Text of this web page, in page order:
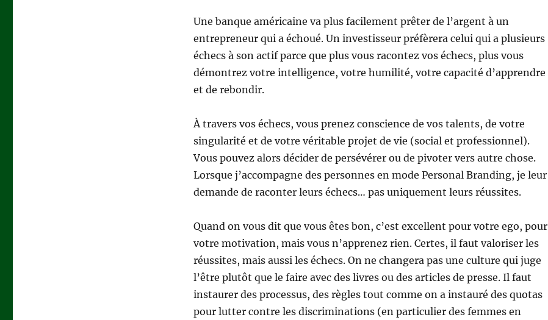
Une banque américaine va plus facilement prêter de l’argent à un
entrepreneur qui a échoué. Un investisseur préfèrera celui qui a plusieurs
échecs à son actif parce que plus vous racontez vos échecs, plus vous
démontrez votre intelligence, votre humilité, votre capacité d’apprendre
et de rebondir.
À travers vos échecs, vous prenez conscience de vos talents, de votre
singularité et de votre véritable projet de vie (social et professionnel).
Vous pouvez alors décider de persévérer ou de pivoter vers autre chose.
Lorsque j’accompagne des personnes en mode Personal Branding, je leur
demande de raconter leurs échecs… pas uniquement leurs réussites.
Quand on vous dit que vous êtes bon, c’est excellent pour votre ego, pour
votre motivation, mais vous n’apprenez rien. Certes, il faut valoriser les
réussites, mais aussi les échecs. On ne changera pas une culture qui juge
l’être plutôt que le faire avec des livres ou des articles de presse. Il faut
instaurer des processus, des règles tout comme on a instauré des quotas
pour lutter contre les discriminations (en particulier des femmes en